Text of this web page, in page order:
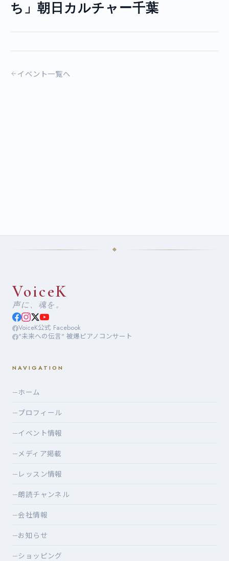
ち」朝日カルチャー千葉
イベント一覧へ
VoiceK
声に、魂を。
VoiceK公式 Facebook
"未来への伝言" 被爆ピアノコンサート
NAVIGATION
—ホーム
—プロフィール
—イベント情報
—メディア掲載
— レッスン情報
—朗読チャンネル
—会社情報
—お知らせ
—ショッピング